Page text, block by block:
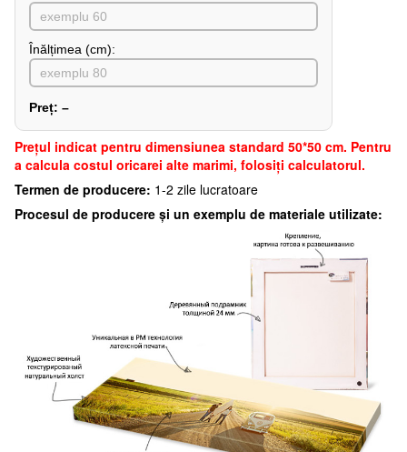
Înălțimea (cm):
Preț: –
Preţul indicat pentru dimensiunea standard 50*50 cm. Pentru
a calcula costul oricarei alte marimi, folosiți calculatorul.
Termen de producere: 1-2 zile lucratoare
Procesul de producere și un exemplu de materiale utilizate: